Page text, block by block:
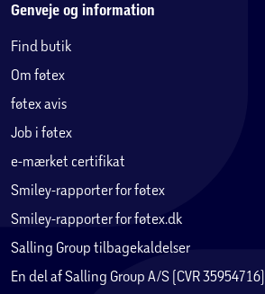
Genveje og information
Find butik
Om føtex
føtex avis
Job i føtex
e-mærket certifikat
Smiley-rapporter for føtex
Smiley-rapporter for føtex.dk
Salling Group tilbagekaldelser
En del af Salling Group A/S (CVR 35954716)